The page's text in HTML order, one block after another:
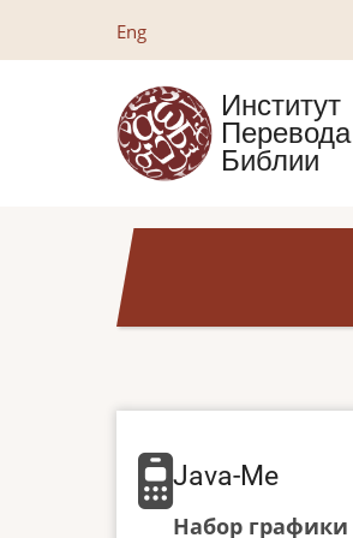
содержанию
Eng
Институт
Перевода
Библии
Java-Me
Набор графики